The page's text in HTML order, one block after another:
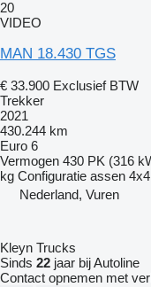
20
VIDEO
MAN 18.430 TGS
€ 33.900 Exclusief BTW
Trekker
2021
430.244 km
Euro 6
Vermogen 430 PK (316
kg Configuratie assen 4x4
Nederland, Vuren
Kleyn Trucks
Sinds 22 jaar bij Autoline
Contact opnemen met